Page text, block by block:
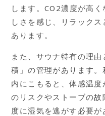
します。CO2濃度が高
しさを感じ、リラック
あります。
また、サウナ特有の理
積」の管理があります
内にこもると、体感温
のリスクやストーブの
度に湿気を逃がす必要が